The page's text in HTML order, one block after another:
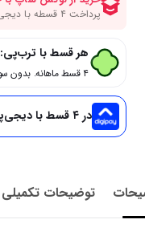
هر قسط با ترب‌پی:
۴ قسط ماهانه. بدون سود، چک و ضامن.
در ۴ قسط با دیجی‌پی
توضیحات تکمیلی